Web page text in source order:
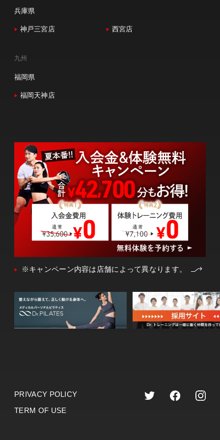
兵庫県
神戸三宮店 西宮店
九州
福岡県
福岡天神店
※キャンペーン内容は店舗によって異なります。
PRIVACY POLICY
TERM OF USE